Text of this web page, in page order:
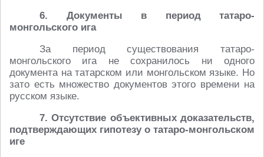
6. Документы в период татаро-
монгольского ига
За период существования татаро-
монгольского ига не сохранилось ни одного
документа на татарском или монгольском языке. Но
зато есть множество документов этого времени на
русском языке.
7. Отсутствие объективных доказательств,
подтверждающих гипотезу о татаро-монгольском
иге